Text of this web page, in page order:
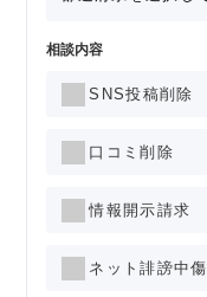
相談内容
SNS投稿削除
口コミ削除
情報開示請求
ネット誹謗中傷